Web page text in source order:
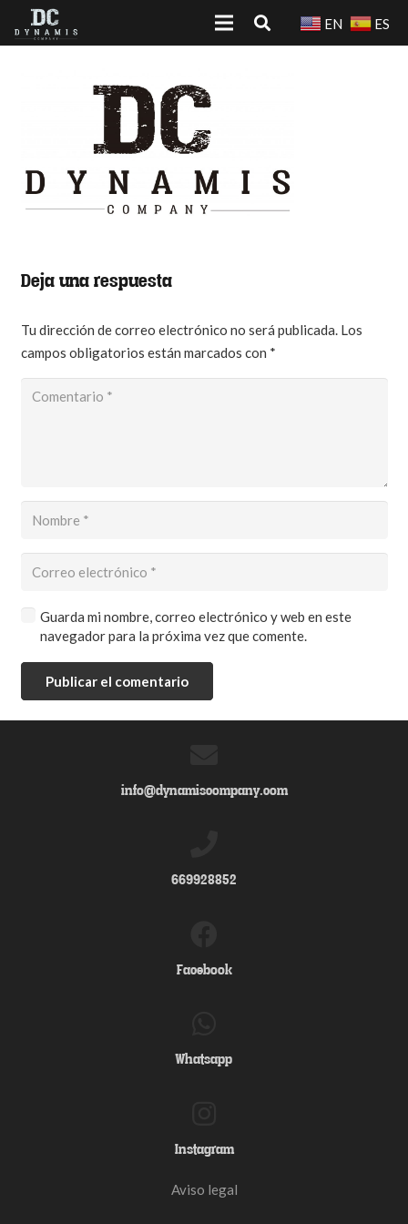
EN ES
Deja una respuesta
Tu dirección de correo electrónico no será publicada. Los
campos obligatorios están marcados con *
Guarda mi nombre, correo electrónico y web en este
navegador para la próxima vez que comente.
Publicar el comentario
info@dynamiscompany.com
669928852
Facebook
Whatsapp
Instagram
Aviso legal